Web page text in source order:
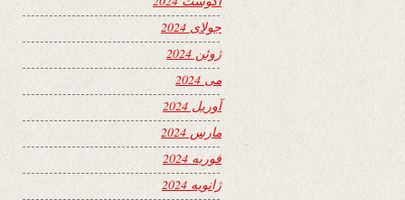
جولای 2024
ژوئن 2024
می 2024
آوریل 2024
مارس 2024
فوریه 2024
ژانویه 2024